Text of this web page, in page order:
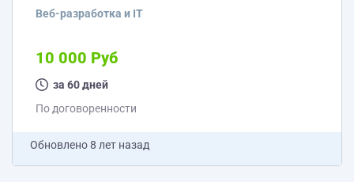
Веб-разработка и IT
10 000 Руб
за 60 дней
По договоренности
Обновлено8 лет назад